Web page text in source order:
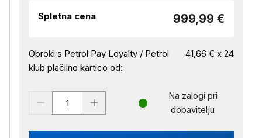
Spletna cena 999,99 €
Obroki s Petrol Pay Loyalty / Petrol
klub plačilno kartico od:
41,66 € x 24
Na zalogi pri
dobavitelju